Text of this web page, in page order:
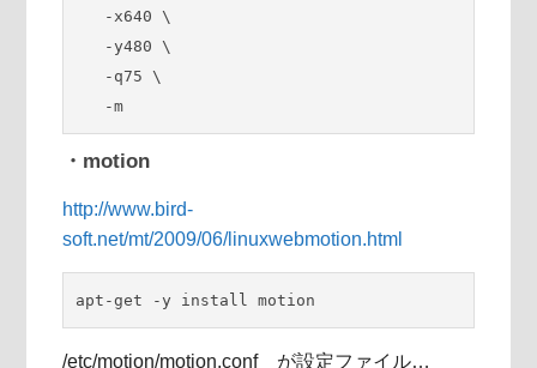
-x640 \
-y480 \
-q75 \
-m
・motion
http://www.bird-
soft.net/mt/2009/06/linuxwebmotion.html
apt-get -y install motion
/etc/motion/motion.conf が設定ファイル…